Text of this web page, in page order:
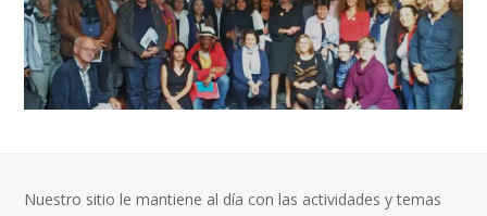
Nuestro sitio le mantiene al día con las actividades y temas